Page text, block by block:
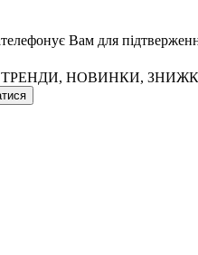
Вам для
НОВИНКИ,